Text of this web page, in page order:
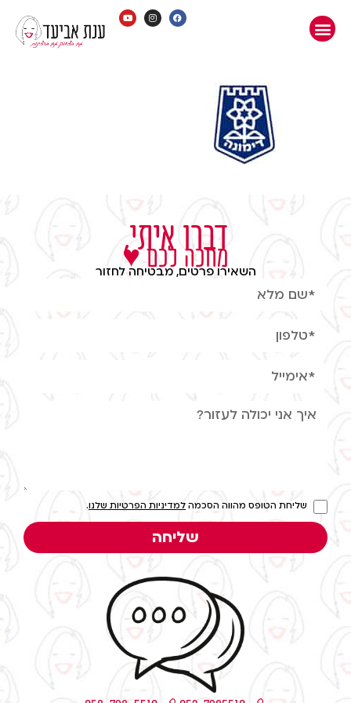
ענת
אביעד
דברו איתי,
מחכה לכם ♥
השאירו פרטים, מבטיחה לחזור
שליחת הטופס מהווה הסכמה למדיניות הפרטיות שלנו.
שליחה